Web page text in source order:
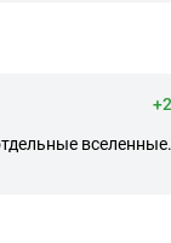
+2